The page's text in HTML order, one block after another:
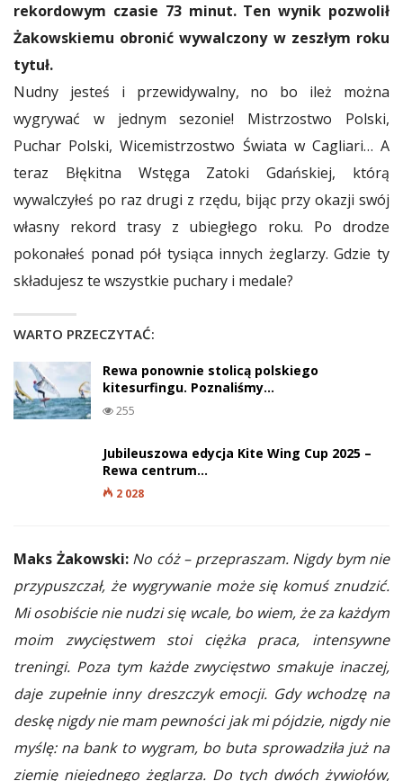
rekordowym czasie 73 minut. Ten wynik pozwolił
Żakowskiemu obronić wywalczony w zeszłym roku
tytuł.
Nudny jesteś i przewidywalny, no bo ileż można
wygrywać w jednym sezonie! Mistrzostwo Polski,
Puchar Polski, Wicemistrzostwo Świata w Cagliari… A
teraz Błękitna Wstęga Zatoki Gdańskiej, którą
wywalczyłeś po raz drugi z rzędu, bijąc przy okazji swój
własny rekord trasy z ubiegłego roku. Po drodze
pokonałeś ponad pół tysiąca innych żeglarzy. Gdzie ty
składujesz te wszystkie puchary i medale?
WARTO PRZECZYTAĆ:
Rewa ponownie stolicą polskiego
kitesurfingu. Poznaliśmy…
255
Jubileuszowa edycja Kite Wing Cup 2025 –
Rewa centrum…
2 028
Maks Żakowski:No cóż – przepraszam. Nigdy bym nie
przypuszczał, że wygrywanie może się komuś znudzić.
Mi osobiście nie nudzi się wcale, bo wiem, że za każdym
moim zwycięstwem stoi ciężka praca, intensywne
treningi. Poza tym każde zwycięstwo smakuje inaczej,
daje zupełnie inny dreszczyk emocji. Gdy wchodzę na
deskę nigdy nie mam pewności jak mi pójdzie, nigdy nie
myślę: na bank to wygram, bo buta sprowadziła już na
ziemię niejednego żeglarza. Do tych dwóch żywiołów,